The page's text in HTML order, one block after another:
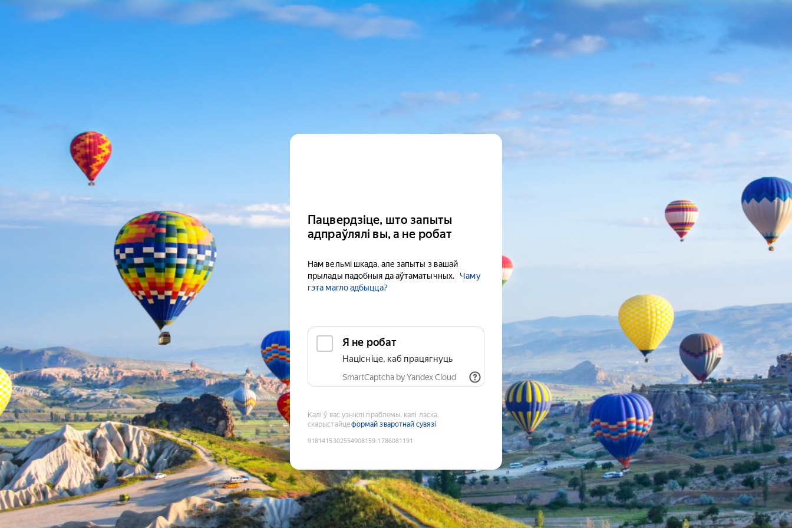
Пацвердзіце, што запыты
адпраўлялі вы, а не робат
Нам вельмі шкада, але запыты з вашай
прылады падобныя да аўтаматычных.
Чаму
гэта магло адбыцца?
Я не робат
Націсніце, каб працягнуць
SmartCaptcha by Yandex Cloud
Калі ў вас узніклі праблемы, калі ласка,
скарыстайцеформай зваротнай сувязі
9181415302554908159:1786081191